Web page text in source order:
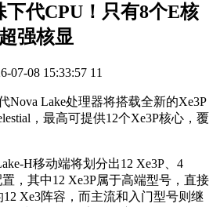
代CPU！只有8个E核
强核显
07-08 15:33:57 11
Nova Lake处理器将搭载全新的Xe3P
，最高可提供12个Xe3P核心，覆
H移动端将划分出12 Xe3P、4
，其中12 Xe3P属于高端型号，直接
12 Xe3阵容，而主流和入门型号则继